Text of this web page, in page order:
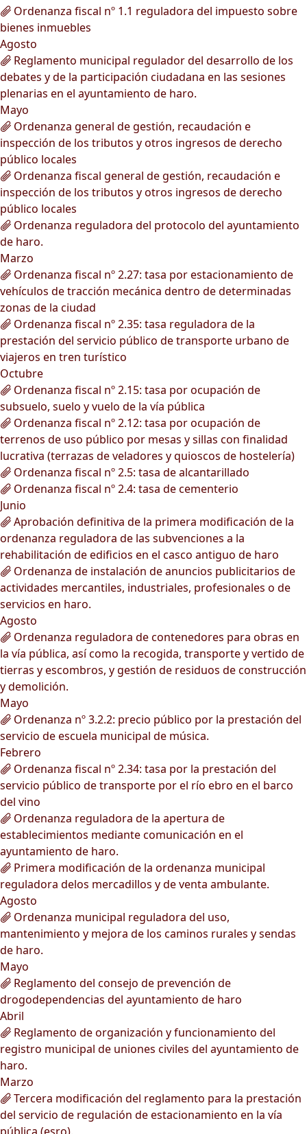
Ordenanza fiscal nº 1.1 reguladora del impuesto sobre
bienes inmuebles
Agosto
Reglamento municipal regulador del desarrollo de los
debates y de la participación ciudadana en las sesiones
plenarias en el ayuntamiento de haro.
Mayo
Ordenanza general de gestión, recaudación e
inspección de los tributos y otros ingresos de derecho
público locales
Ordenanza fiscal general de gestión, recaudación e
inspección de los tributos y otros ingresos de derecho
público locales
Ordenanza reguladora del protocolo del ayuntamiento
de haro.
Marzo
Ordenanza fiscal nº 2.27: tasa por estacionamiento de
vehículos de tracción mecánica dentro de determinadas
zonas de la ciudad
Ordenanza fiscal nº 2.35: tasa reguladora de la
prestación del servicio público de transporte urbano de
viajeros en tren turístico
Octubre
Ordenanza fiscal nº 2.15: tasa por ocupación de
subsuelo, suelo y vuelo de la vía pública
Ordenanza fiscal nº 2.12: tasa por ocupación de
terrenos de uso público por mesas y sillas con finalidad
lucrativa (terrazas de veladores y quioscos de hostelería)
Ordenanza fiscal nº 2.5: tasa de alcantarillado
Ordenanza fiscal nº 2.4: tasa de cementerio
Junio
Aprobación definitiva de la primera modificación de la
ordenanza reguladora de las subvenciones a la
rehabilitación de edificios en el casco antiguo de haro
Ordenanza de instalación de anuncios publicitarios de
actividades mercantiles, industriales, profesionales o de
servicios en haro.
Agosto
Ordenanza reguladora de contenedores para obras en
la vía pública, así como la recogida, transporte y vertido de
tierras y escombros, y gestión de residuos de construcción
y demolición.
Mayo
Ordenanza nº 3.2.2: precio público por la prestación del
servicio de escuela municipal de música.
Febrero
Ordenanza fiscal nº 2.34: tasa por la prestación del
servicio público de transporte por el río ebro en el barco
del vino
Ordenanza reguladora de la apertura de
establecimientos mediante comunicación en el
ayuntamiento de haro.
Primera modificación de la ordenanza municipal
reguladora delos mercadillos y de venta ambulante.
Agosto
Ordenanza municipal reguladora del uso,
mantenimiento y mejora de los caminos rurales y sendas
de haro.
Mayo
Reglamento del consejo de prevención de
drogodependencias del ayuntamiento de haro
Abril
Reglamento de organización y funcionamiento del
registro municipal de uniones civiles del ayuntamiento de
haro.
Marzo
Tercera modificación del reglamento para la prestación
del servicio de regulación de estacionamiento en la vía